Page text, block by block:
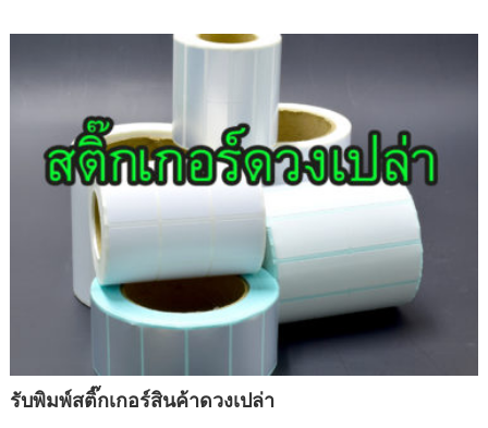
รับพิมพ์สติ๊กเกอร์สินค้าดวงเปล่า